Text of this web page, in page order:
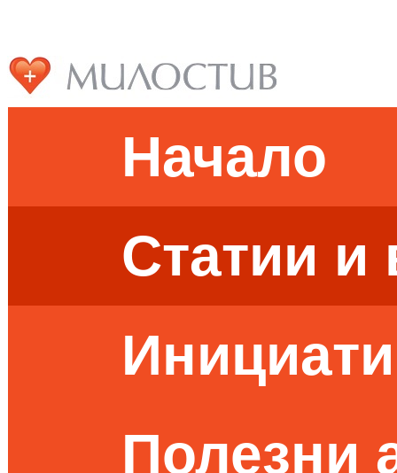
Начало
Статии и
Полезни